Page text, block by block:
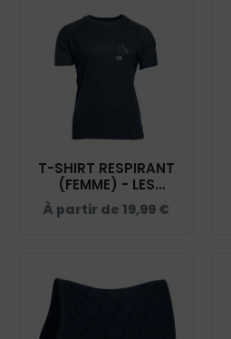
T-SHIRT RESPIRANT
(FEMME) - LES
GRANDES MARQUES -
NAVY - IB301
À partir de 19,99 €